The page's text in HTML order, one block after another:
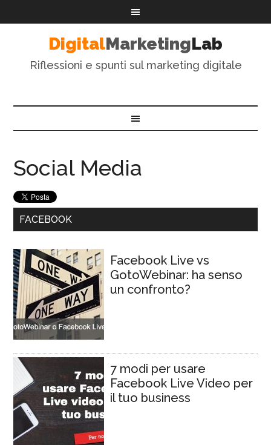
DigitalMarketingLab
Riflessioni e spunti sul marketing digitale
Social Media
FACEBOOK
Facebook Live vs
GotoWebinar: ha senso
un confronto?
7 modi per usare
Facebook Live Video per
il tuo business